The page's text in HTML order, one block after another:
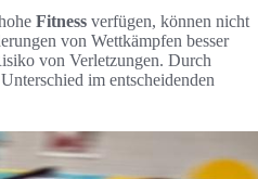
Fitness verfügen, können nicht
von Wettkämpfen besser
von Verletzungen. Durch
im entscheidenden